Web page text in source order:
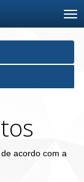
acordo com a